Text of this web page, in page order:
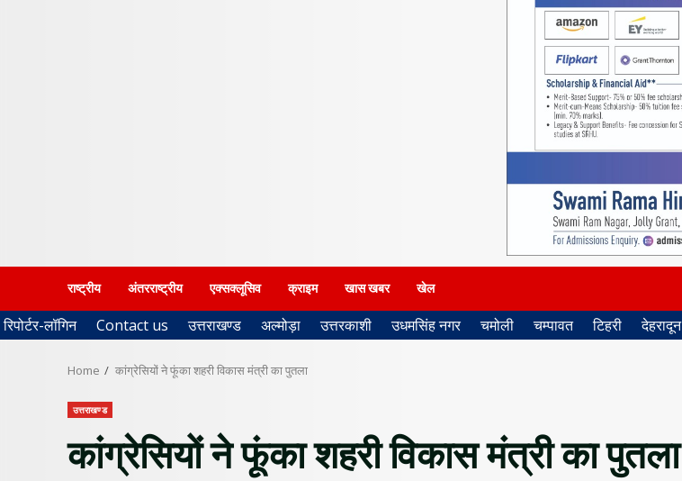
राष्ट्रीय अंतरराष्ट्रीय एक्सक्लूसिव क्राइम खास खबर खेल
रिपोर्टर-लॉगिन Contact us उत्तराखण्ड अल्मोड़ा उत्तरकाशी उधमसिंह नगर चमोली चम्पावत टिहरी देहरादून
Home कांग्रेसियों ने फूंका शहरी विकास मंत्री का पुतला
उत्तराखण्ड
कांग्रेसियों ने फूंका शहरी विकास मंत्री का पुतला